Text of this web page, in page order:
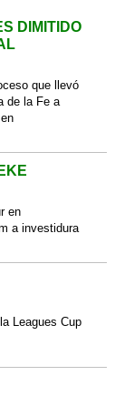
DIMITIDO
que llevó
de la Fe a
en
a investidura
Leagues Cup